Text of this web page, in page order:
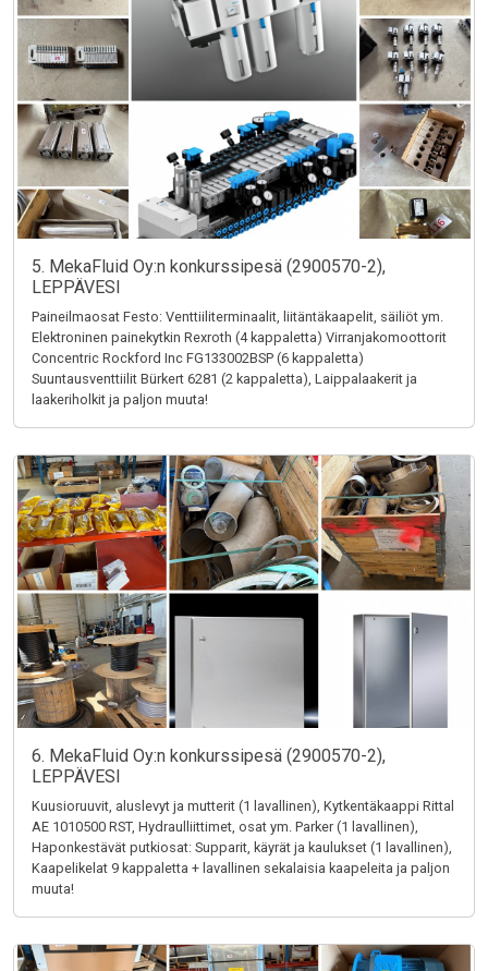
5. MekaFluid Oy:n konkurssipesä (2900570-2),
LEPPÄVESI
Paineilmaosat Festo: Venttiiliterminaalit, liitäntäkaapelit, säiliöt ym.
Elektroninen painekytkin Rexroth (4 kappaletta) Virranjakomoottorit
Concentric Rockford Inc FG133002BSP (6 kappaletta)
Suuntausventtiilit Bürkert 6281 (2 kappaletta), Laippalaakerit ja
laakeriholkit ja paljon muuta!
6. MekaFluid Oy:n konkurssipesä (2900570-2),
LEPPÄVESI
Kuusioruuvit, aluslevyt ja mutterit (1 lavallinen), Kytkentäkaappi Rittal
AE 1010500 RST, Hydraulliittimet, osat ym. Parker (1 lavallinen),
Haponkestävät putkiosat: Supparit, käyrät ja kaulukset (1 lavallinen),
Kaapelikelat 9 kappaletta + lavallinen sekalaisia kaapeleita ja paljon
muuta!